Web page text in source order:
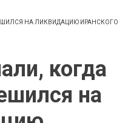
НА ЛИКВИДАЦИЮ ИРАНСКОГО
когда
на